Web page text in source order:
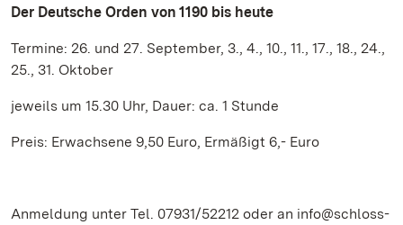
Der Deutsche Orden von 1190 bis heute
Termine: 26. und 27. September, 3., 4., 10., 11., 17., 18., 24.,
25., 31. Oktober
jeweils um 15.30 Uhr, Dauer: ca. 1 Stunde
Preis: Erwachsene 9,50 Euro, Ermäßigt 6,- Euro
Anmeldung unter Tel. 07931/52212 oder an info@schloss-